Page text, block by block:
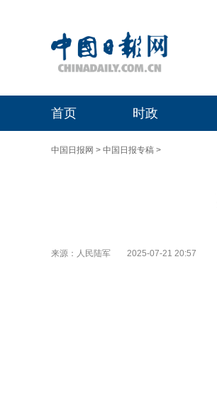
首页 时政
中国日报网 > 中国日报专稿 >
来源：人民陆军 2025-07-21 20:57